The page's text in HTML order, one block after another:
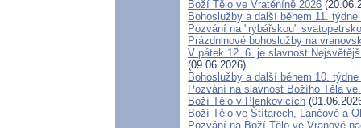
Boží Tělo ve Vratěníně 2026
Bohoslužby a další během 11.
Pozvání na "rybářskou"
Prázdninové bohoslužby na
V pátek 12. 6. je slavnost
(09.06.2026)
Bohoslužby a další během 10.
Pozvání na slavnost Božího Těla ve
Boží Tělo v Plenkovicích
Boží Tělo ve Štítarech, Lančově a
Pozvání na Boží Tělo ve Vranově